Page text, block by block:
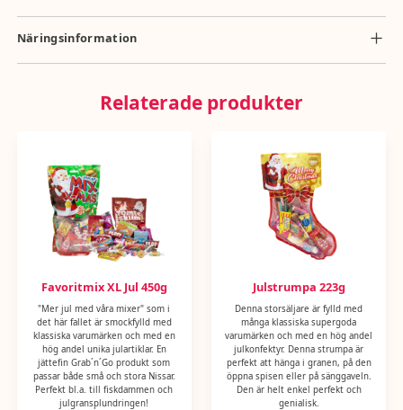
socker, glukossirap, vatten, gelatin, stabiliseringsmedel (sorbitolsirap),
arom, vegetabiliskt olja (kokos
Näringsinformation
Näringsvärde per 100g: energi 1439kj/339kcal, totalt fett 0,5g, mättat
Relaterade produkter
Favoritmix XL Jul 450g
"Mer jul med våra mixer" som i
det här fallet är smockfylld med
klassiska varumärken och med en
hög andel unika julartiklar. En
jättefin Grab´n´Go produkt som
passar både små och stora Nissar.
Perfekt bl.a. till fiskdammen och
julgransplundringen!
Julstrumpa 223g
Denna storsäljare är fylld med
många klassiska supergoda
varumärken och med en hög andel
julkonfektyr. Denna strumpa är
perfekt att hänga i granen, på den
öppna spisen eller på sänggaveln.
Den är helt enkel perfekt och
genialisk.